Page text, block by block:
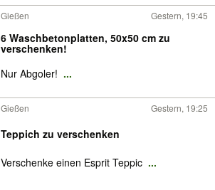
Gießen Gestern, 19:45
6 Waschbetonplatten, 50x50 cm zu
verschenken!
Nur Abgoler! ...
Gießen Gestern, 19:25
Teppich zu verschenken
Verschenke einen Esprit Teppic ...